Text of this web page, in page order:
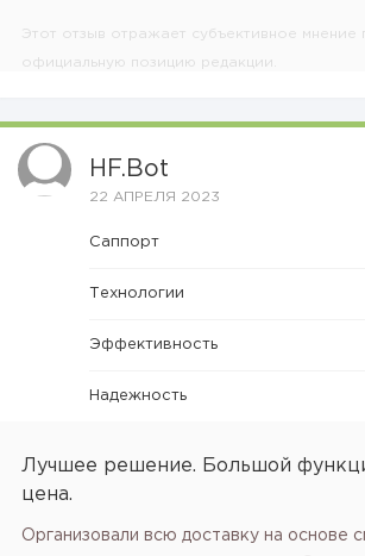
Этот отзыв отражает субъективное мнение
официальную позицию редакции.
HF.bot
22 АПРЕЛЯ 2023
Саппорт
Технологии
Эффективность
Надежность
Лучшее решение. Большой
цена.
Организовали всю доставку на основе